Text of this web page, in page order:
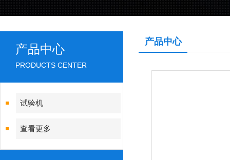
产品中心
PRODUCTS CENTER
试验机
查看更多
产品中心